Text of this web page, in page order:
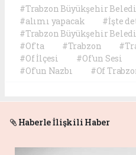
#Trabzon Büyükşehir
#alımı yapacak
#İşte
#Trabzon Büyükşehir
#Of'ta
#Trabzon
#Of İlçesi
#Of'un Sesi
#Of'un Nazbı
#Of
Haberle İlişkili Haber